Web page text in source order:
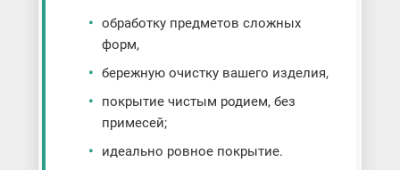
обработку предметов сложных
форм,
бережную очистку вашего изделия,
покрытие чистым родием, без
примесей;
идеально ровное покрытие.